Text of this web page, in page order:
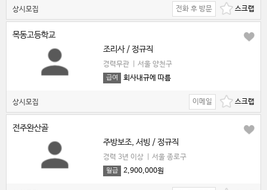
상시모집 전화 후 방문
목동고등학교
조리사 / 정규직
경력무관 서울 양천구
급여 회사내규에 따름
상시모집 이메일
전주완산골
주방보조, 서빙 / 정규직
경력 3년 이상 서울 종로구
월급 2,900,000원